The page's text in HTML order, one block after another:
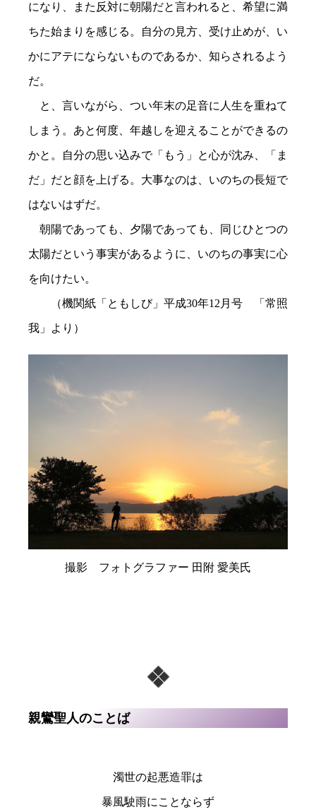
になり、また反対に朝陽だと言われると、希望に満
ちた始まりを感じる。自分の見方、受け止めが、い
かにアテにならないものであるか、知らされるよう
だ。
と、言いながら、つい年末の足音に人生を重ねて
しまう。あと何度、年越しを迎えることができるの
かと。自分の思い込みで「もう」と心が沈み、「ま
だ」だと顔を上げる。大事なのは、いのちの長短で
はないはずだ。
朝陽であっても、夕陽であっても、同じひとつの
太陽だという事実があるように、いのちの事実に心
を向けたい。
（機関紙「ともしび」平成30年12月号 「常照
我」より）
撮影 フォトグラファー 田附 愛美氏
親鸞聖人のことば
濁世の起悪造罪は
暴風駛雨にことならず